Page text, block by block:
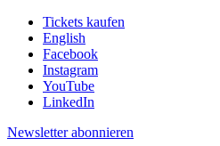
Tickets kaufen
English
Facebook
Instagram
YouTube
LinkedIn
Newsletter abonnieren